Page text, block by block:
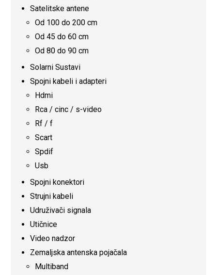
Satelitske antene
Od 100 do 200 cm
Od 45 do 60 cm
Od 80 do 90 cm
Solarni Sustavi
Spojni kabeli i adapteri
Hdmi
Rca / cinc / s-video
Rf / f
Scart
Spdif
Usb
Spojni konektori
Strujni kabeli
Udruživači signala
Utičnice
Video nadzor
Zemaljska antenska pojačala
Multiband